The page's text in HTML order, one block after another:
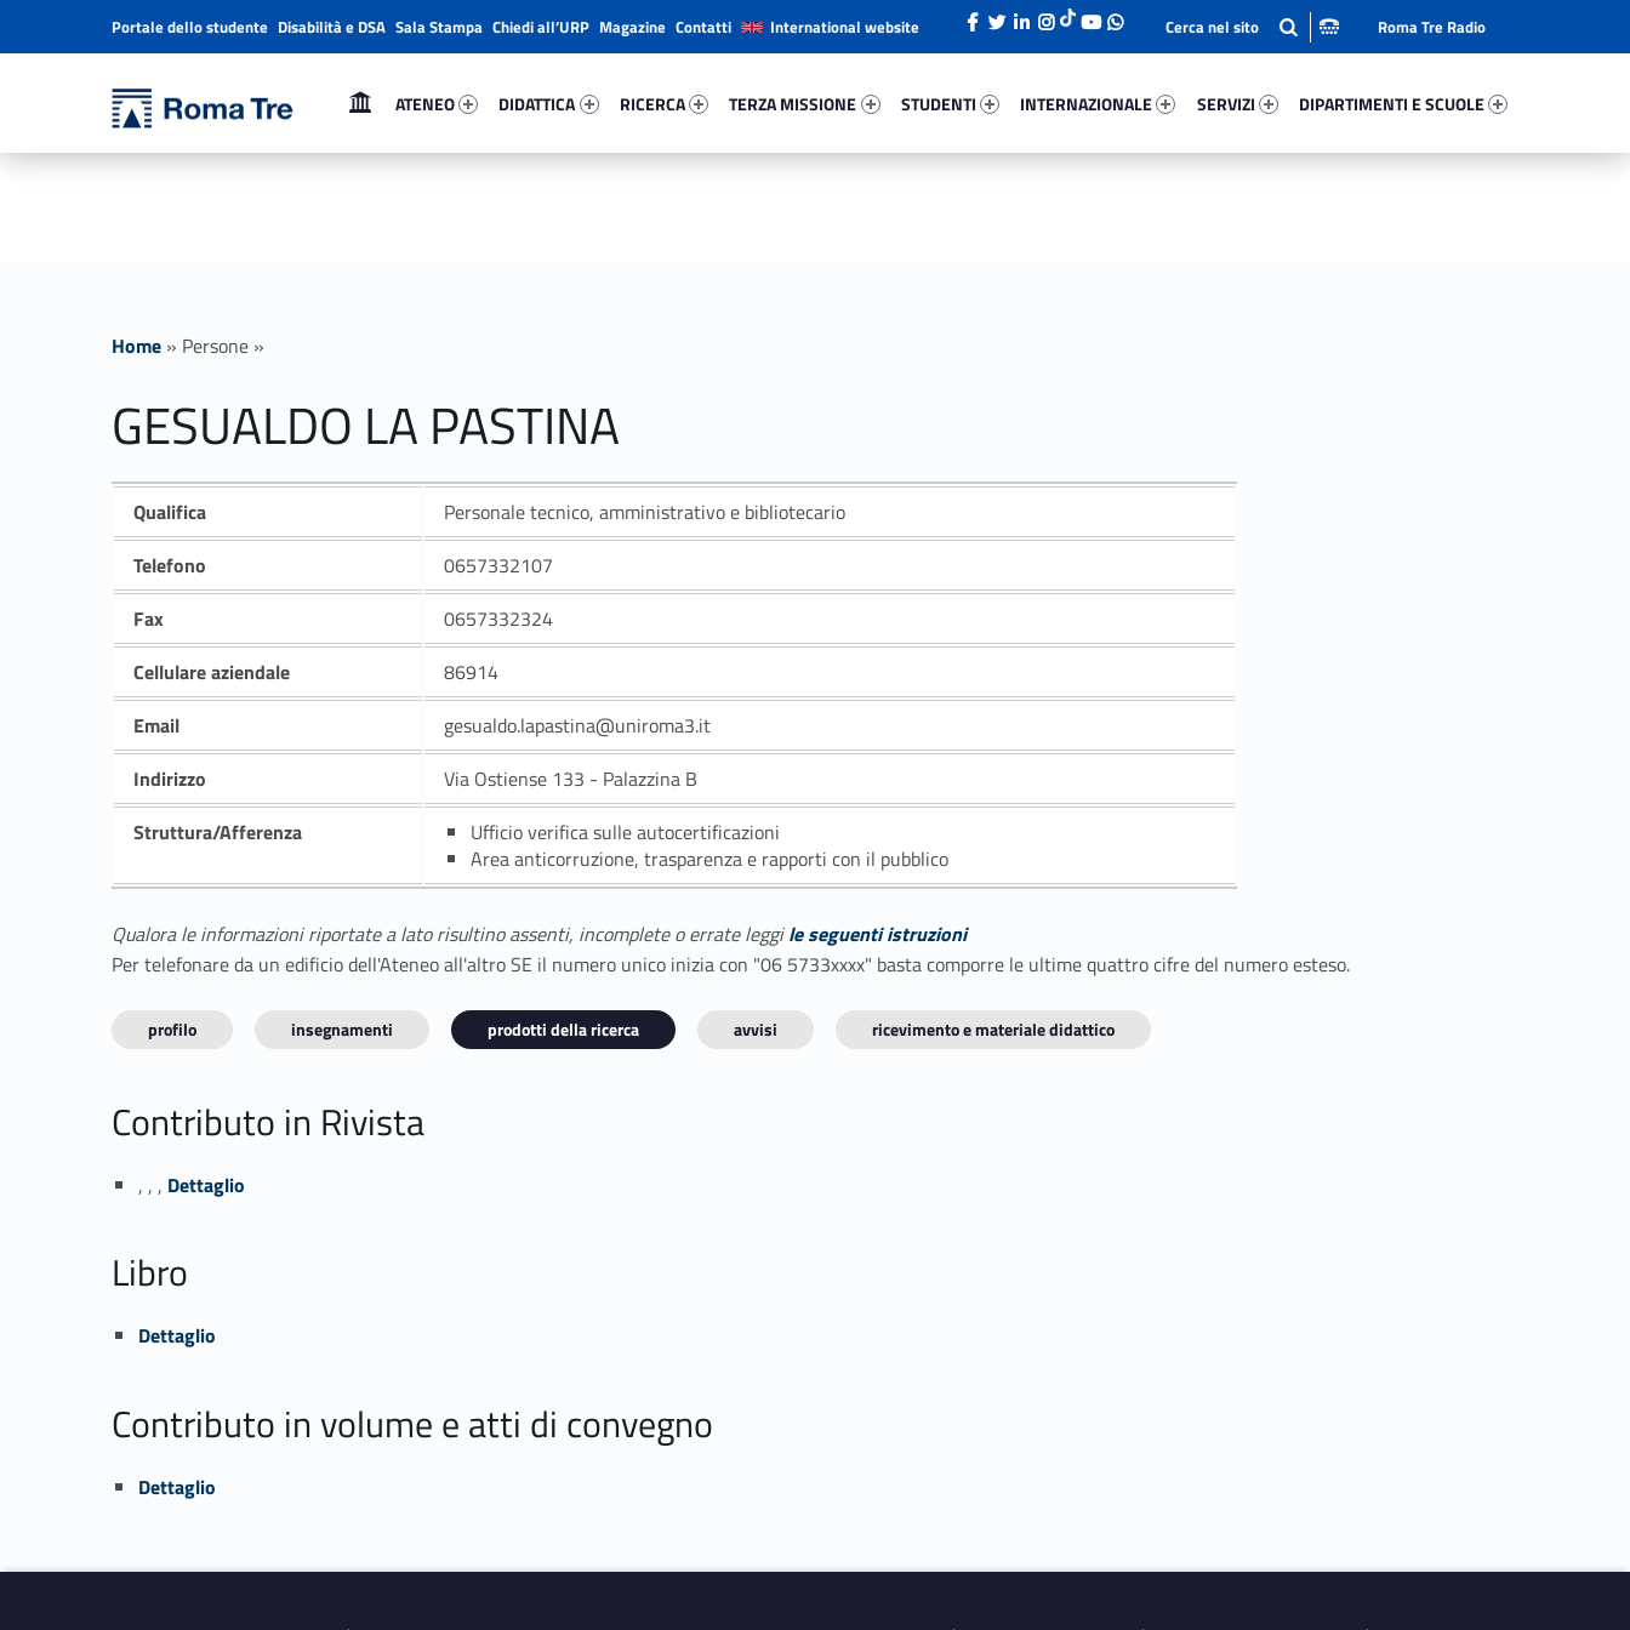
GESUALDO LA PASTINA ricerca - Università Roma Tre
Primary Menu
ATENEO
DIDATTICA
RICERCA
TERZA MISSIONE
STUDENTI
INTERNAZIONALE
SERVIZI
DIPARTIMENTI E SCUOLE
Header info sidebar
Portale dello studente Disabilità e DSA Sala Stampa Chiedi all’URP Magazine Contatti International website Roma Tre Radio
Home » Persone »
GESUALDO LA PASTINA
Qualifica
Personale tecnico, amministrativo e bibliotecario
Telefono
0657332107
Fax
0657332324
Cellulare aziendale
86914
Email
gesualdo.lapastina@uniroma3.it
Indirizzo
Via Ostiense 133 - Palazzina B
Struttura/Afferenza
Ufficio verifica sulle autocertificazioni
Area anticorruzione, trasparenza e rapporti con il pubblico
Qualora le informazioni riportate a lato risultino assenti, incomplete o errate leggile seguenti istruzioni
Per telefonare da un edificio dell'Ateneo all'altro SE il numero unico inizia con "06 5733xxxx" basta comporre le ultime quattro cifre del numero esteso.
profilo insegnamenti prodotti della ricerca avvisi ricevimento e materiale didattico
Contributo in Rivista
, , , Link identifier #identifier_person_147174-1
Dettaglio
Libro
Link identifier #identifier_person_104125-2
Dettaglio
Contributo in volume e atti di convegno
Link identifier #identifier_person_142772-3
Dettaglio